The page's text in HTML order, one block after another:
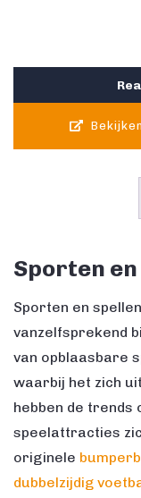
Bekijken
Sporten
Sporten en
vanzelfsprekend
van opblaasbare
waarbij het zich
hebben de
speelattracties
originele
dubbelzijdig